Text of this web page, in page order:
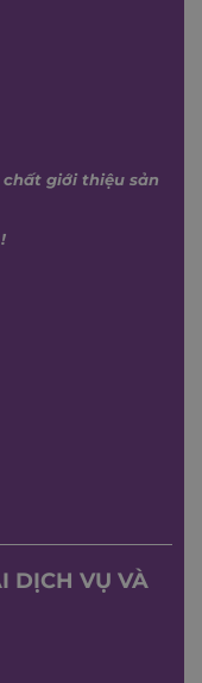
giới thiệu sản
DỊCH VỤ VÀ